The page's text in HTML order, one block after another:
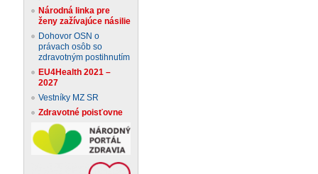
Národná linka pre
ženy zažívajúce násilie
Dohovor OSN o
právach osôb so
zdravotným postihnutím
EU4Health 2021 –
2027
Vestníky MZ SR
Zdravotné poisťovne